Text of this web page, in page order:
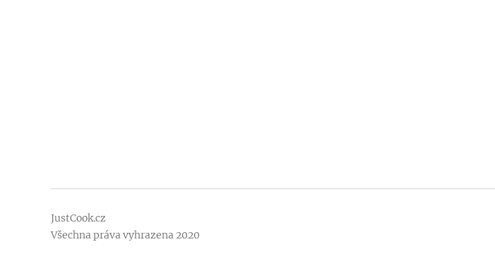
JustCook.cz
Všechna práva vyhrazena 2020